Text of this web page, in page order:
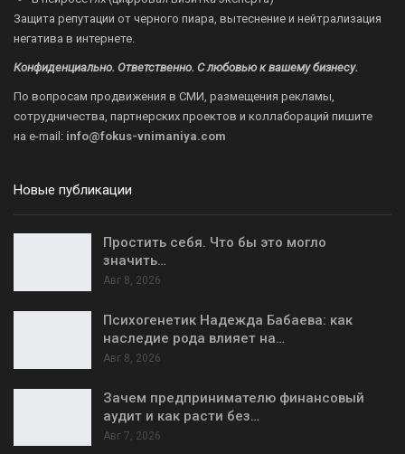
Защита репутации от черного пиара, вытеснение и нейтрализация
негатива в интернете.
Конфиденциально. Ответственно. С любовью к вашему бизнесу.
По вопросам продвижения в СМИ, размещения рекламы,
сотрудничества, партнерских проектов и коллабораций пишите
на e-mail: info@fokus-vnimaniya.com
Новые публикации
Простить себя. Что бы это могло
значить…
Авг 8, 2026
Психогенетик Надежда Бабаева: как
наследие рода влияет на…
Авг 8, 2026
Зачем предпринимателю финансовый
аудит и как расти без…
Авг 7, 2026